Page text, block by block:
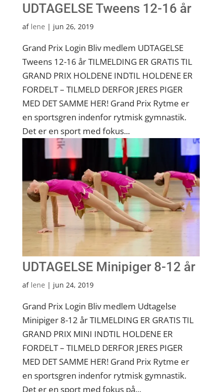
UDTAGELSE Tweens 12-16 år
af lene | jun 26, 2019
Grand Prix Login Bliv medlem UDTAGELSE
Tweens 12-16 år TILMELDING ER GRATIS TIL
GRAND PRIX HOLDENE INDTIL HOLDENE ER
FORDELT – TILMELD DERFOR JERES PIGER
MED DET SAMME HER! Grand Prix Rytme er
en sportsgren indenfor rytmisk gymnastik.
Det er en sport med fokus...
UDTAGELSE Minipiger 8-12 år
af lene | jun 24, 2019
Grand Prix Login Bliv medlem Udtagelse
Minipiger 8-12 år TILMELDING ER GRATIS TIL
GRAND PRIX MINI INDTIL HOLDENE ER
FORDELT – TILMELD DERFOR JERES PIGER
MED DET SAMME HER! Grand Prix Rytme er
en sportsgren indenfor rytmisk gymnastik.
Det er en sport med fokus på...